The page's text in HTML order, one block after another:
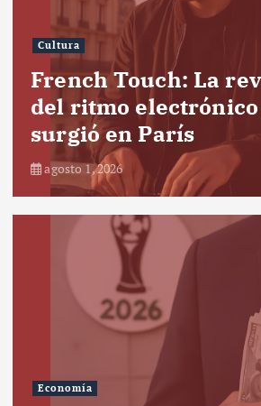
Cultura
French Touch: La
del ritmo electrónico
surgió en París
agosto 1, 2026
Economía